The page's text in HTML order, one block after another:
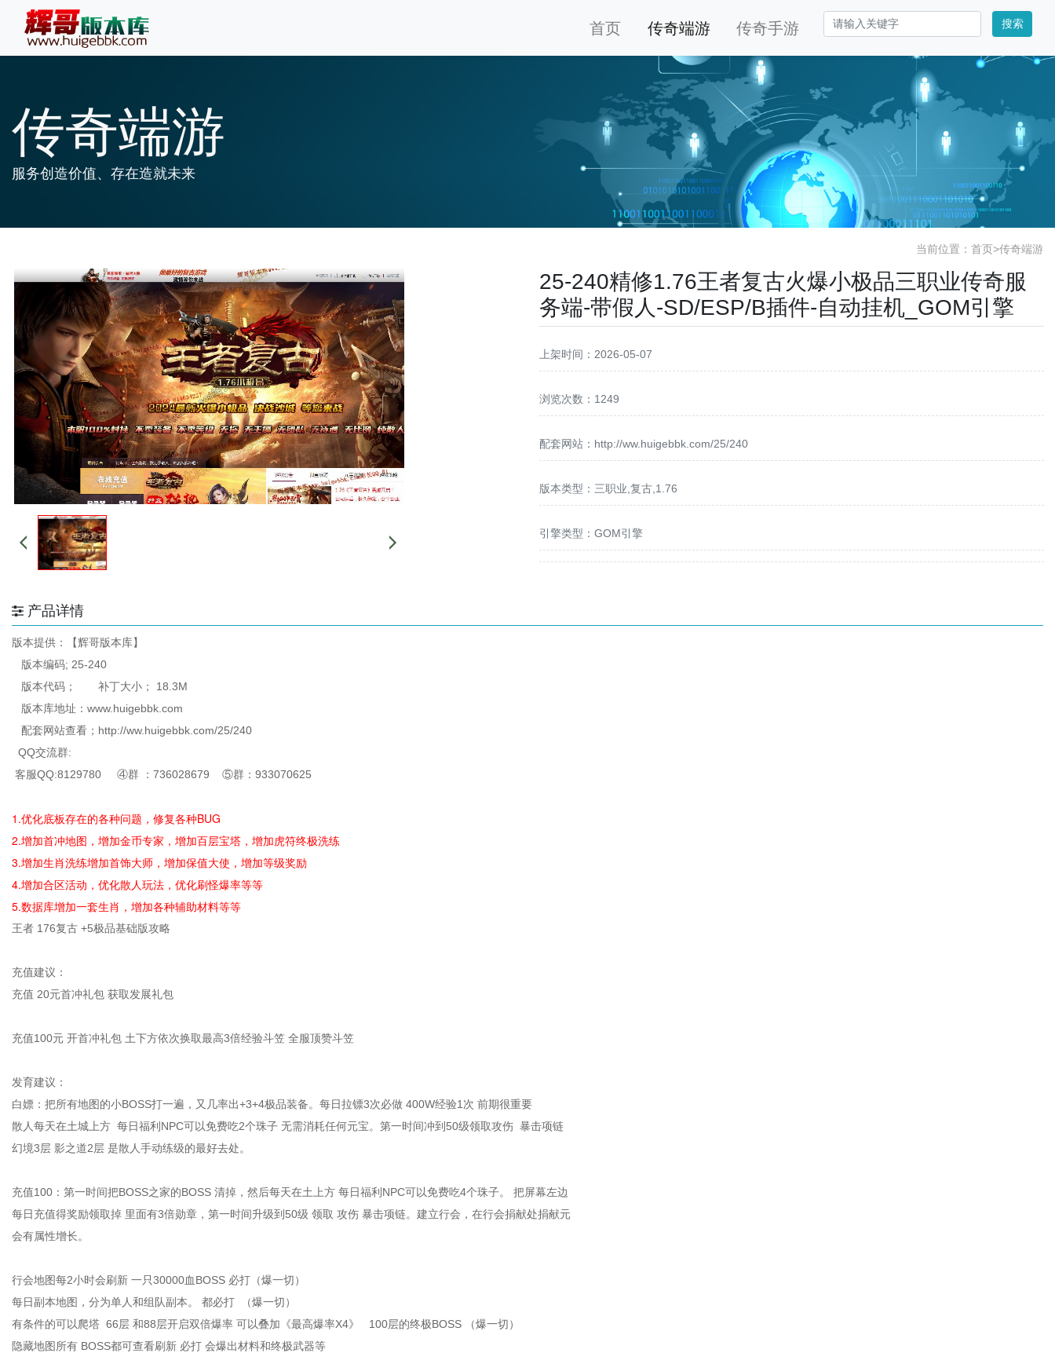
首页 传奇端游 传奇手游 搜索
传奇端游
服务创造价值、存在造就未来
当前位置： 首页>传奇端游
25-240精修1.76王者复古火爆小极品三职业传奇服
务端-带假人-SD/ESP/B插件-自动挂机_GOM引擎
上架时间：2026-05-07
浏览次数：1249
配套网站： http://ww.huigebbk.com/25/240
版本类型：三职业,复古,1.76
引擎类型：GOM引擎
产品详情
版本提供：【辉哥版本库】
版本编码; 25-240
版本代码； 补丁大小； 18.3M
版本库地址：www.huigebbk.com
配套网站查看；http://ww.huigebbk.com/25/240
QQ交流群:
客服QQ:8129780 ④群 ：736028679 ⑤群：933070625
1.优化底板存在的各种问题，修复各种BUG
2.增加首冲地图，增加金币专家，增加百层宝塔，增加虎符终极洗练
3.增加生肖洗练增加首饰大师，增加保值大使，增加等级奖励
4.增加合区活动，优化散人玩法，优化刷怪爆率等等
5.数据库增加一套生肖，增加各种辅助材料等等
王者 176复古 +5极品基础版攻略
充值建议：
充值 20元首冲礼包 获取发展礼包
充值100元 开首冲礼包 土下方依次换取最高3倍经验斗笠 全服顶赞斗笠
发育建议：
白嫖：把所有地图的小BOSS打一遍，又几率出+3+4极品装备。每日拉镖3次必做 400W经验1次 前期很重要
散人每天在土城上方 每日福利NPC可以免费吃2个珠子 无需消耗任何元宝。第一时间冲到50级领取攻伤 暴击项链
幻境3层 影之道2层 是散人手动练级的最好去处。
充值100：第一时间把BOSS之家的BOSS 清掉，然后每天在土上方 每日福利NPC可以免费吃4个珠子。 把屏幕左边
每日充值得奖励领取掉 里面有3倍勋章，第一时间升级到50级 领取 攻伤 暴击项链。建立行会，在行会捐献处捐献元
会有属性增长。
行会地图每2小时会刷新 一只30000血BOSS 必打（爆一切）
每日副本地图，分为单人和组队副本。 都必打 （爆一切）
有条件的可以爬塔 66层 和88层开启双倍爆率 可以叠加《最高爆率X4》 100层的终极BOSS （爆一切）
隐藏地图所有 BOSS都可查看刷新 必打 会爆出材料和终极武器等